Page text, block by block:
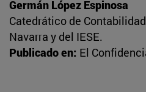
Germán López Espinosa
Catedrático de
Navarra y del IESE.
Publicado en: El